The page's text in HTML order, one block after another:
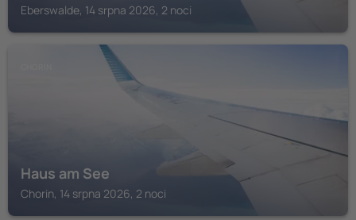
Eberswalde, 14 srpna 2026, 2 noci
Haus am See
Chorin, 14 srpna 2026, 2 noci